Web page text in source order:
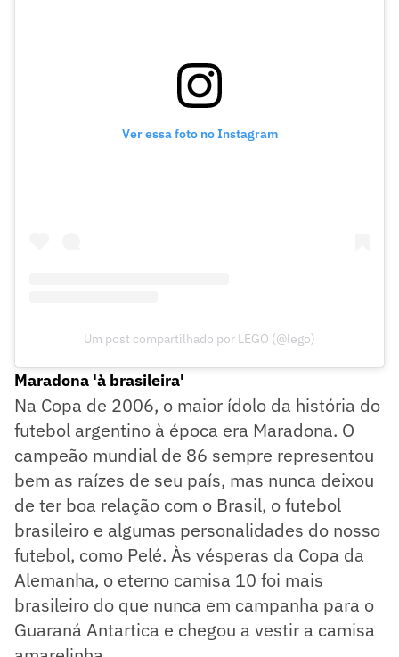
Ver essa foto no Instagram
Um post compartilhado por LEGO (@lego)
Maradona 'à brasileira'
Na Copa de 2006, o maior ídolo da história do
futebol argentino à época era Maradona. O
campeão mundial de 86 sempre representou
bem as raízes de seu país, mas nunca deixou
de ter boa relação com o Brasil, o futebol
brasileiro e algumas personalidades do nosso
futebol, como Pelé. Às vésperas da Copa da
Alemanha, o eterno camisa 10 foi mais
brasileiro do que nunca em campanha para o
Guaraná Antartica e chegou a vestir a camisa